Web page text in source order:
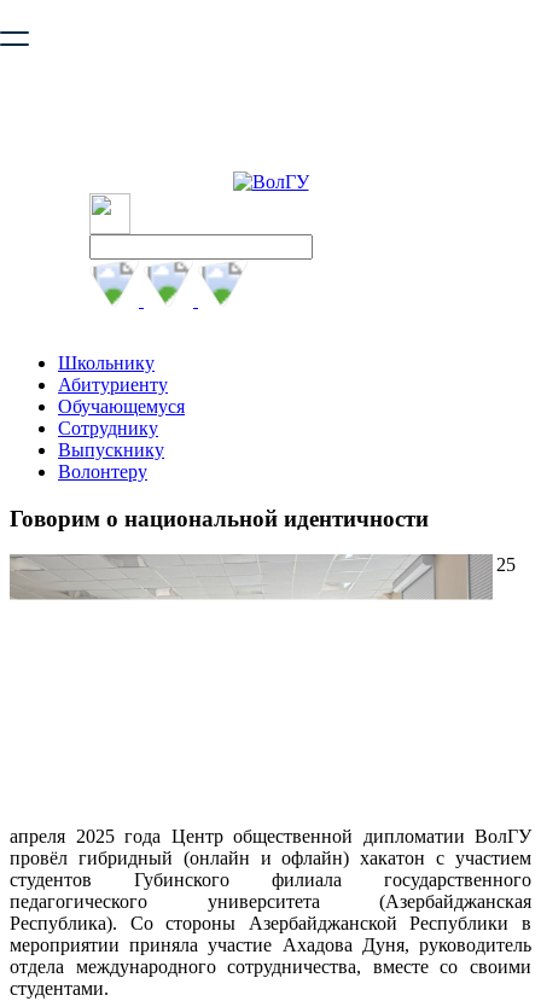
безопасную работу с сайтом. Пожалуйста
Школьнику
Абитуриенту
Обучающемуся
Сотруднику
Выпускнику
Волонтеру
Говорим о национальной идентичности
25
апреля 2025 года Центр общественной дипломатии ВолГУ
провёл гибридный (онлайн и офлайн) хакатон с участием
студентов Губинского филиала государственного
педагогического университета (Азербайджанская
Республика). Со стороны Азербайджанской Республики в
мероприятии приняла участие Ахадова Дуня, руководитель
отдела международного сотрудничества, вместе со своими
студентами.